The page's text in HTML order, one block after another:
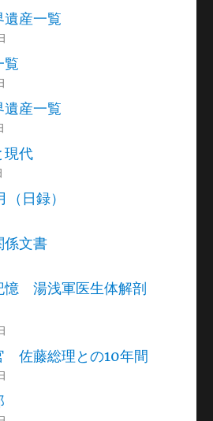
遺産一覧
覧
遺産一覧
現代
日録）
係文書
憶 湯浅軍医生体解剖
佐藤総理との10年間